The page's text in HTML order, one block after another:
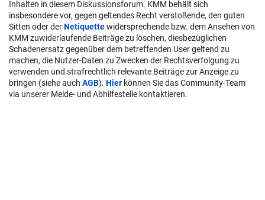
Inhalten in diesem Diskussionsforum. KMM behält sich
insbesondere vor, gegen geltendes Recht verstoßende, den guten
Sitten oder derNetiquettewidersprechende bzw. dem Ansehen von
KMM zuwiderlaufende Beiträge zu löschen, diesbezüglichen
Schadenersatz gegenüber dem betreffenden User geltend zu
machen, die Nutzer-Daten zu Zwecken der Rechtsverfolgung zu
verwenden und strafrechtlich relevante Beiträge zur Anzeige zu
bringen (siehe auch AGB). Hier können Sie das Community-Team
via unserer Melde- und Abhilfestelle kontaktieren.